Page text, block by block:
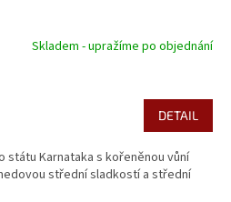
Skladem - upražíme po objednání
DETAIL
státu Karnataka s kořeněnou vůní
střední sladkostí a střední